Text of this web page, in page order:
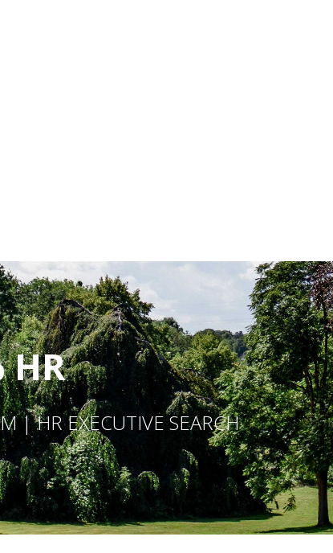
HR
| HR EXECUTIVE SEARCH